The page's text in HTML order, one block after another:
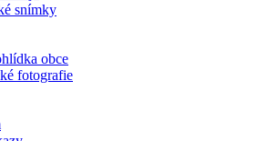
snímky
obce
fotografie